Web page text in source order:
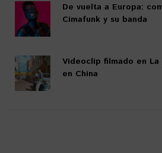
De vuelta a Europa:
Cimafunk y su banda
Videoclip filmado en La
en China